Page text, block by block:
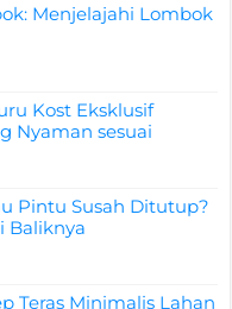
Menjelajahi Lombok
Kost Eksklusif
Nyaman sesuai
Pintu Susah Ditutup?
Baliknya
Teras Minimalis Lahan